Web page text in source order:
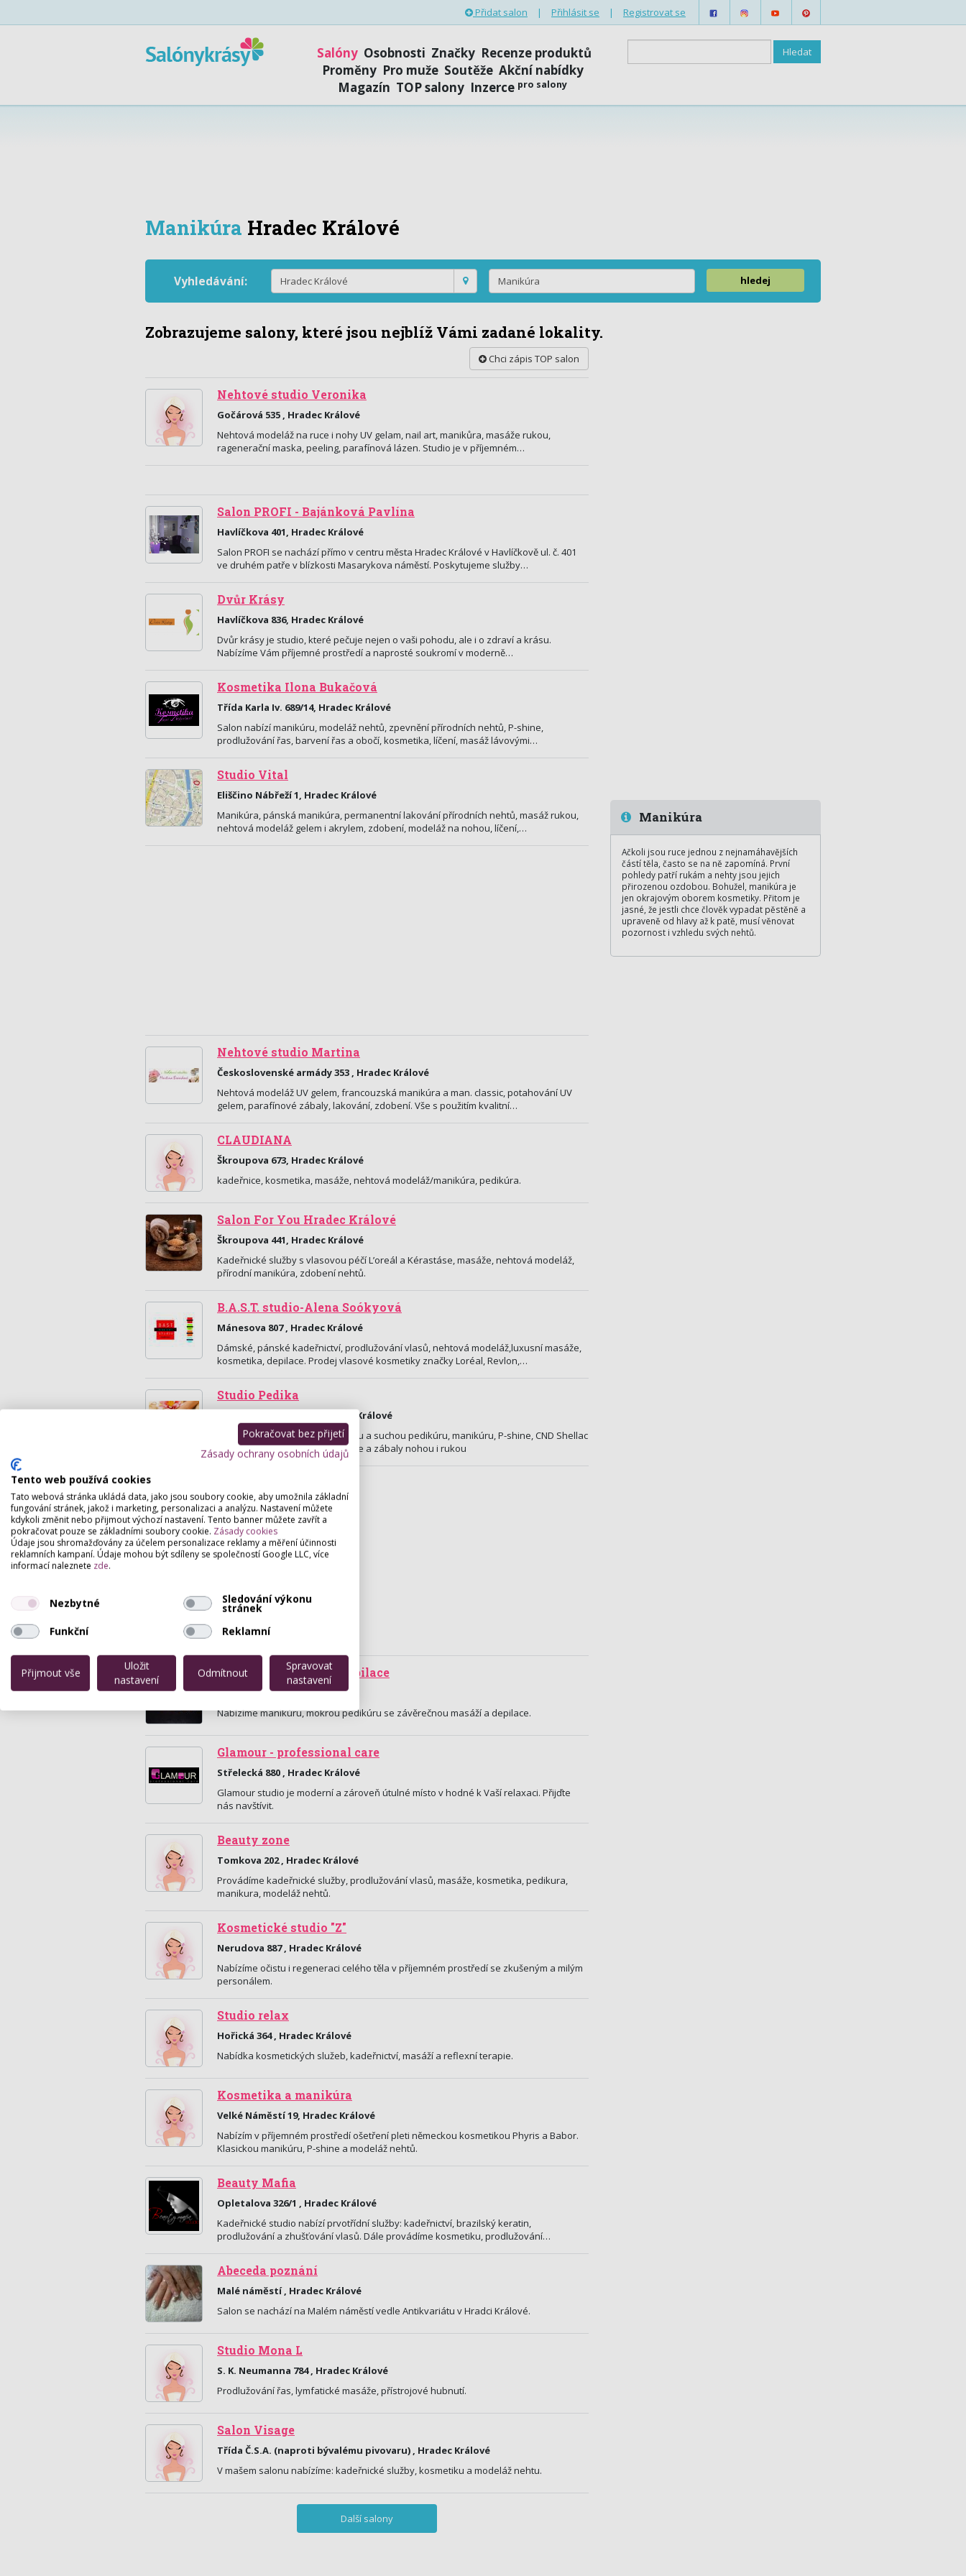
Přidat salon | Přihlásit se | Registrovat se
Salóny Osobnosti Značky Recenze produktů
Proměny Pro muže Soutěže Akční nabídky
Magazín TOP salony Inzerce pro salony
Manikúra Hradec Králové
Vyhledávání: hledej
Zobrazujeme salony, které jsou nejblíž Vámi zadané lokality.
Chci zápis TOP salon
Nehtové studio Veronika
Gočárová 535 , Hradec Králové
Nehtová modeláž na ruce i nohy UV gelam, nail art, manikůra, masáže rukou,
ragenerační maska, peeling, parafínová lázen. Studio je v příjemném…
Salon PROFI - Bajánková Pavlína
Havlíčkova 401, Hradec Králové
Salon PROFI se nachází přímo v centru města Hradec Králové v Havlíčkově ul. č. 401
ve druhém patře v blízkosti Masarykova náměstí. Poskytujeme služby…
Dvůr Krásy
Havlíčkova 836, Hradec Králové
Dvůr krásy je studio, které pečuje nejen o vaši pohodu, ale i o zdraví a krásu.
Nabízíme Vám příjemné prostředí a naprosté soukromí v moderně…
Kosmetika Ilona Bukačová
Třída Karla Iv. 689/14, Hradec Králové
Salon nabízí manikúru, modeláž nehtů, zpevnění přírodních nehtů, P-shine,
prodlužování řas, barvení řas a obočí, kosmetika, líčení, masáž lávovými…
Studio Vital
Eliščino Nábřeží 1, Hradec Králové
Manikúra, pánská manikúra, permanentní lakování přírodních nehtů, masáž rukou,
nehtová modeláž gelem i akrylem, zdobení, modeláž na nohou, líčení,…
Nehtové studio Martina
Československé armády 353 , Hradec Králové
Nehtová modeláž UV gelem, francouzská manikúra a man. classic, potahování UV
gelem, parafínové zábaly, lakování, zdobení. Vše s použitím kvalitní…
CLAUDIANA
Škroupova 673, Hradec Králové
kadeřnice, kosmetika, masáže, nehtová modeláž/manikúra, pedikúra.
Salon For You Hradec Králové
Škroupova 441, Hradec Králové
Kadeřnické služby s vlasovou péčí L’oreál a Kérastáse, masáže, nehtová modeláž,
přírodní manikúra, zdobení nehtů.
B.A.S.T. studio-Alena Soókyová
Mánesova 807 , Hradec Králové
Dámské, pánské kadeřnictví, prodlužování vlasů, nehtová modeláž,luxusní masáže,
kosmetika, depilace. Prodej vlasové kosmetiky značky Loréal, Revlon,…
Studio Pedika
třída Karla IV. 689/14 , Hradec Králové
nabízíme mokrou, kombinovanou a suchou pedikúru, manikúru, P-shine, CND Shellac
a CND Brisa Lite lakování, masáže a zábaly nohou i rukou
Manikúra, pedikúra, depilace
Dukelská 1/1 , Hradec Králové
Nabízíme manikúru, mokrou pedikúru se závěrečnou masáží a depilace.
Glamour - professional care
Střelecká 880 , Hradec Králové
Glamour studio je moderní a zároveň útulné místo v hodné k Vaší relaxaci. Přijďte
nás navštívit.
Beauty zone
Tomkova 202 , Hradec Králové
Provádíme kadeřnické služby, prodlužování vlasů, masáže, kosmetika, pedikura,
manikura, modeláž nehtů.
Kosmetické studio "Z"
Nerudova 887 , Hradec Králové
Nabízíme očistu i regeneraci celého těla v příjemném prostředí se zkušeným a milým
personálem.
Studio relax
Hořická 364 , Hradec Králové
Nabídka kosmetických služeb, kadeřnictví, masáží a reflexní terapie.
Kosmetika a manikúra
Velké Náměstí 19, Hradec Králové
Nabízím v příjemném prostředí ošetření pleti německou kosmetikou Phyris a Babor.
Klasickou manikúru, P-shine a modeláž nehtů.
Beauty Mafia
Opletalova 326/1 , Hradec Králové
Kadeřnické studio nabízí prvotřídní služby: kadeřnictví, brazilský keratin,
prodlužování a zhušťování vlasů. Dále provádíme kosmetiku, prodlužování…
Abeceda poznání
Malé náměstí , Hradec Králové
Salon se nachází na Malém náměstí vedle Antikvariátu v Hradci Králové.
Studio Mona L
S. K. Neumanna 784 , Hradec Králové
Prodlužování řas, lymfatické masáže, přístrojové hubnutí.
Salon Visage
Třída Č.S.A. (naproti bývalému pivovaru) , Hradec Králové
V mašem salonu nabízíme: kadeřnické služby, kosmetiku a modeláž nehtu.
Další salony
Manikúra
Ačkoli jsou ruce jednou z nejnamáhavějších
částí těla, často se na ně zapomíná. První
pohledy patří rukám a nehty jsou jejich
přirozenou ozdobou. Bohužel, manikúra je
jen okrajovým oborem kosmetiky. Přitom je
jasné, že jestli chce člověk vypadat pěstěně a
upraveně od hlavy až k patě, musí věnovat
pozornost i vzhledu svých nehtů.
Pokračovat bez přijetí
Zásady ochrany osobních údajů
Tento web používá cookies
Tato webová stránka ukládá data, jako jsou soubory cookie, aby umožnila základní
fungování stránek, jakož i marketing, personalizaci a analýzu. Nastavení můžete
kdykoli změnit nebo přijmout výchozí nastavení. Tento banner můžete zavřít a
pokračovat pouze se základními soubory cookie. Zásady cookies
Údaje jsou shromažďovány za účelem personalizace reklamy a měření účinnosti
reklamních kampaní. Údaje mohou být sdíleny se společností Google LLC, více
informací naleznete zde.
Nezbytné Sledování výkonu
stránek
Funkční
Reklamní
Přijmout vše
Uložit
nastavení
Odmítnout
Spravovat
nastavení